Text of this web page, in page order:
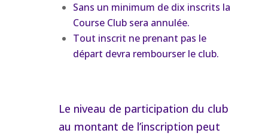
Sans un minimum de dix inscrits la
Course Club sera annulée.
Tout inscrit ne prenant pas le
départ devra rembourser le club.
Le niveau de participation du club
au montant de l’inscription peut